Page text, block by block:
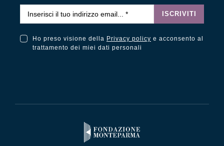
ISCRIVITI
Ho preso visione della Privacy policy e acconsento al
trattamento dei miei dati personali